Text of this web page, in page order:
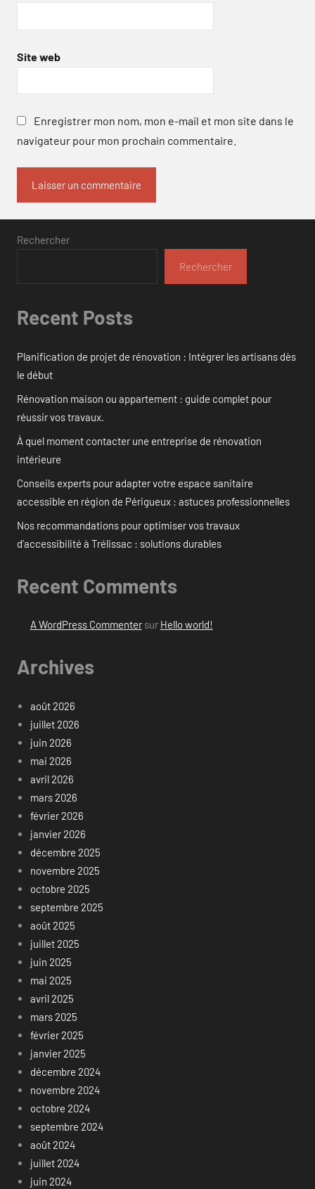
Site web
Enregistrer mon nom, mon e-mail et mon site dans le
navigateur pour mon prochain commentaire.
Rechercher
Rechercher
Recent Posts
Planification de projet de rénovation : Intégrer les artisans dès
le début
Rénovation maison ou appartement : guide complet pour
réussir vos travaux.
À quel moment contacter une entreprise de rénovation
intérieure
Conseils experts pour adapter votre espace sanitaire
accessible en région de Périgueux : astuces professionnelles
Nos recommandations pour optimiser vos travaux
d’accessibilité à Trélissac : solutions durables
Recent Comments
A WordPress Commentersur Hello world!
Archives
août 2026
juillet 2026
juin 2026
mai 2026
avril 2026
mars 2026
février 2026
janvier 2026
décembre 2025
novembre 2025
octobre 2025
septembre 2025
août 2025
juillet 2025
juin 2025
mai 2025
avril 2025
mars 2025
février 2025
janvier 2025
décembre 2024
novembre 2024
octobre 2024
septembre 2024
août 2024
juillet 2024
juin 2024